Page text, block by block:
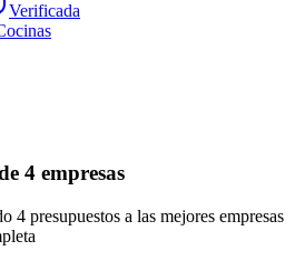
Verificada
4 empresas
4 presupuestos a las mejores empresas